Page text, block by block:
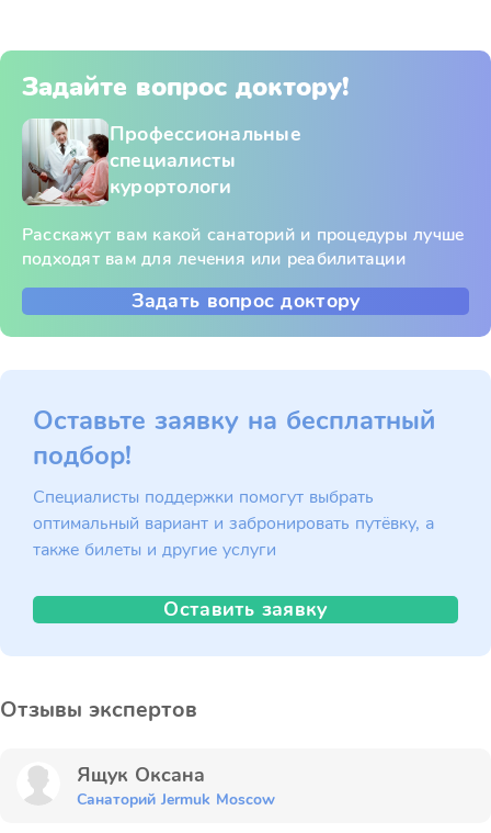
Задайте вопрос доктору!
Профессиональные
специалисты
курортологи
Расскажут вам какой санаторий и процедуры лучше
подходят вам для лечения или реабилитации
Задать вопрос доктору
Оставьте заявку на бесплатный
подбор!
Специалисты поддержки помогут выбрать
оптимальный вариант и забронировать путёвку, а
также билеты и другие услуги
Оставить заявку
Отзывы экспертов
Ящук Оксана
Санаторий Jermuk Moscow